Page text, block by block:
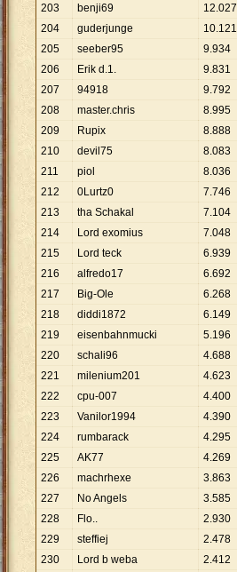
203
benji69 12.027
204
guderjunge 10.121
205
seeber95 9.934
206
Erik d.1. 9.831
207
94918 9.792
208
master.chris 8.995
209
Rupix 8.888
210
devil75 8.083
211
piol 8.036
212
0Lurtz0 7.746
213
tha Schakal 7.104
214
Lord exomius 7.048
215
Lord teck 6.939
216
alfredo17 6.692
217
Big-Ole 6.268
218
diddi1872 6.149
219
eisenbahnmucki 5.196
220
schali96 4.688
221
milenium201 4.623
222
cpu-007 4.400
223
Vanilor1994 4.390
224
rumbarack 4.295
225
AK77 4.269
226
machrhexe 3.863
227
No Angels 3.585
228
Flo.. 2.930
229
steffiej 2.478
230
Lord b weba 2.412